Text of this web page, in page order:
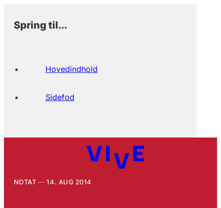
Spring til...
Hovedindhold
Sidefod
NOTAT 14. AUG 2014